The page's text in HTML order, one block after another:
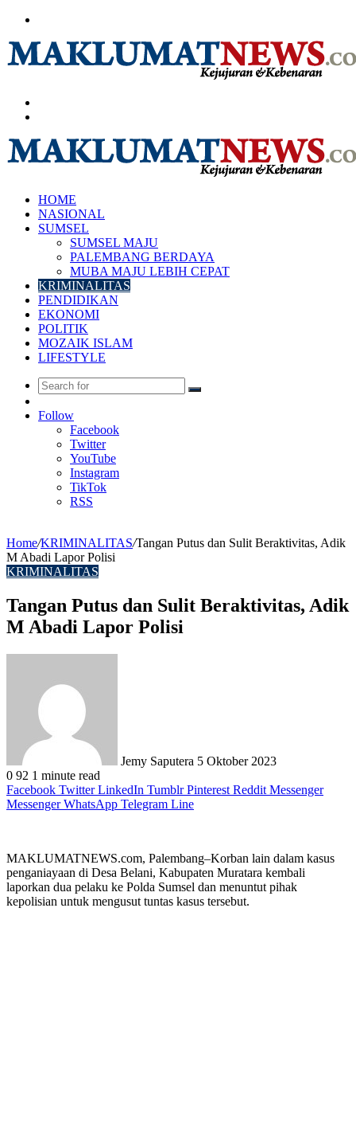
HOME
NASIONAL
SUMSEL
SUMSEL MAJU
PALEMBANG BERDAYA
MUBA MAJU LEBIH CEPAT
KRIMINALITAS
PENDIDIKAN
EKONOMI
POLITIK
MOZAIK ISLAM
LIFESTYLE
Search
Article
Follow
Facebook
Twitter
YouTube
Instagram
TikTok
RSS
Home/KRIMINALITAS/Tangan Putus dan Sulit Beraktivitas, Adik
M Abadi Lapor Polisi
KRIMINALITAS
Tangan Putus dan Sulit Beraktivitas, Adik
M Abadi Lapor Polisi
Jemy Saputera 5 Oktober 2023
0 92 1 minute read
Facebook Twitter LinkedIn Tumblr Pinterest Reddit Messenger
Messenger WhatsApp Telegram Line
MAKLUMATNEWS.com, Palembang–Korban lain dalam kasus
penganiayaan di Desa Belani, Kabupaten Muratara kembali
laporkan dua pelaku ke Polda Sumsel dan menuntut pihak
kepolisian untuk mengusut tuntas kasus tersebut.